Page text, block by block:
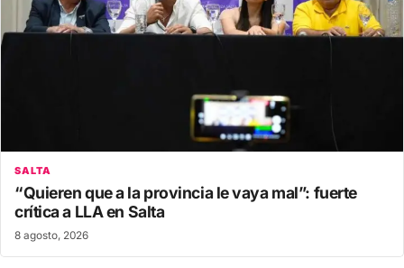
SALTA
“Quieren que a la provincia le vaya mal”: fuerte
crítica a LLA en Salta
8 agosto, 2026